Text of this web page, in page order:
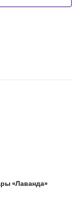
«Лаванда»